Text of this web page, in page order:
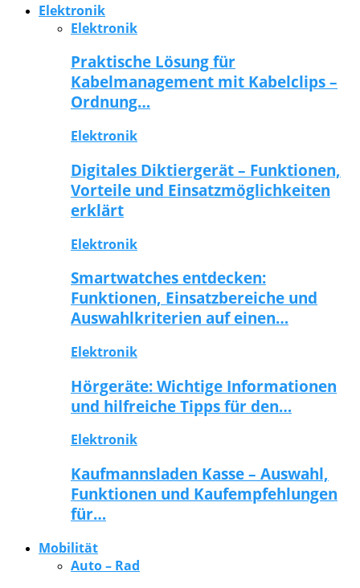
Elektronik
Elektronik
Praktische Lösung für
Kabelmanagement mit Kabelclips –
Ordnung…
Elektronik
Digitales Diktiergerät – Funktionen,
Vorteile und Einsatzmöglichkeiten
erklärt
Elektronik
Smartwatches entdecken:
Funktionen, Einsatzbereiche und
Auswahlkriterien auf einen…
Elektronik
Hörgeräte: Wichtige Informationen
und hilfreiche Tipps für den…
Elektronik
Kaufmannsladen Kasse – Auswahl,
Funktionen und Kaufempfehlungen
für…
Mobilität
Auto – Rad